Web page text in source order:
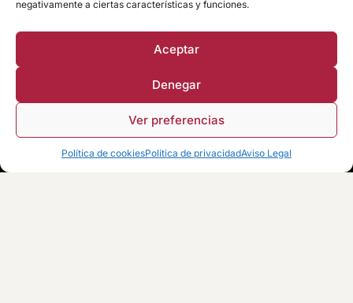
negativamente a ciertas características y funciones.
Aceptar
Denegar
Ver preferencias
Política de cookiesPolítica de privacidadAviso Legal
Comunicación de requisitos
Suscríbete a nuestra
Newsletter
Consúltanos por Whatsapp